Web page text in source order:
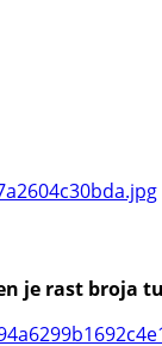
je rast